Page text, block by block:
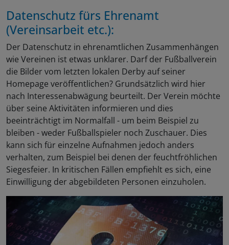
Datenschutz fürs Ehrenamt
(Vereinsarbeit etc.):
Der Datenschutz in ehrenamtlichen Zusammenhängen
wie Vereinen ist etwas unklarer. Darf der Fußballverein
die Bilder vom letzten lokalen Derby auf seiner
Homepage veröffentlichen? Grundsätzlich wird hier
nach Interessenabwägung beurteilt. Der Verein möchte
über seine Aktivitäten informieren und dies
beeinträchtigt im Normalfall - um beim Beispiel zu
bleiben - weder Fußballspieler noch Zuschauer. Dies
kann sich für einzelne Aufnahmen jedoch anders
verhalten, zum Beispiel bei denen der feuchtfröhlichen
Siegesfeier. In kritischen Fällen empfiehlt es sich, eine
Einwilligung der abgebildeten Personen einzuholen.